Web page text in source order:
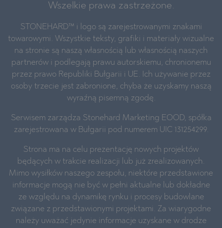
Wszelkie prawa zastrzeżone.
STONEHARD™ i logo są zarejestrowanymi znakami
towarowymi. Wszystkie teksty, grafiki i materiały wizualne
na stronie są naszą własnością lub własnością naszych
partnerów i podlegają prawu autorskiemu, chronionemu
przez prawo Republiki Bułgarii i UE. Ich używanie przez
osoby trzecie jest zabronione, chyba że uzyskamy naszą
wyraźną pisemną zgodę.
Serwisem zarządza Stonehard Marketing EOOD, spółka
zarejestrowana w Bułgarii pod numerem UIC 131254299.
Strona ma na celu prezentację nowych projektów
będących w trakcie realizacji lub już zrealizowanych.
Mimo wysiłków naszego zespołu, niektóre przedstawione
informacje mogą nie być w pełni aktualne lub dokładne
ze względu na dynamikę rynku i procesy budowlane
związane z przedstawionymi projektami. Za wiarygodne
należy uważać jedynie informacje uzyskane w drodze